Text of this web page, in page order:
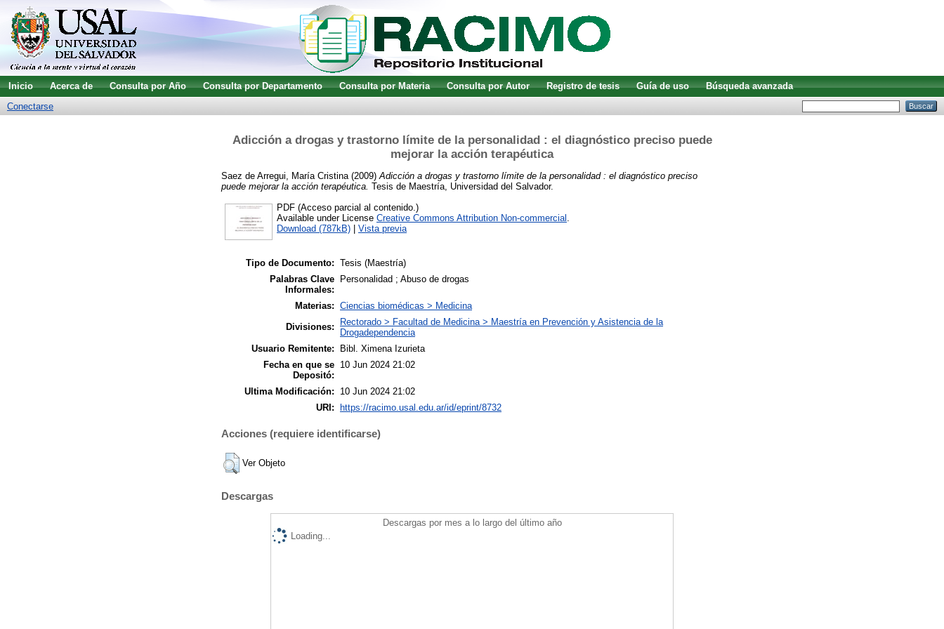
Inicio Acerca de Consulta por Año Consulta por Departamento Consulta por Materia Consulta por Autor Registro de tesis Guía de uso
Búsqueda avanzada
Conectarse
Adicción a drogas y trastorno límite de la personalidad : el diagnóstico preciso puede
mejorar la acción terapéutica
Saez de Arregui, María Cristina (2009) Adicción a drogas y trastorno límite de la personalidad : el diagnóstico preciso
puede mejorar la acción terapéutica. Tesis de Maestría, Universidad del Salvador.
PDF (Acceso parcial al contenido.)
Available under License Creative Commons Attribution Non-commercial .
Download (787kB)
Vista previa
Tipo de Documento: Tesis (Maestría)
Palabras Clave
Informales:
Personalidad ; Abuso de drogas
Materias: Ciencias biomédicas > Medicina
Divisiones:
Rectorado > Facultad de Medicina > Maestría en Prevención y Asistencia de la
Drogadependencia
Usuario Remitente:
Bibl. Ximena Izurieta
Fecha en que se
Depositó:
10 Jun 2024 21:02
Ultima Modificación:
10 Jun 2024 21:02
URI:
https://racimo.usal.edu.ar/id/eprint/8732
Acciones (requiere identificarse)
Ver Objeto
Descargas
Descargas por mes a lo largo del último año
Loading...